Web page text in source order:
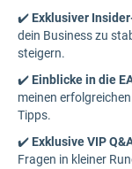
✔️ Exklusiver
dein Business zu
steigern.
✔️ Einblicke in die
meinen
Tipps.
✔️ Exklusive VIP
Fragen in kleiner